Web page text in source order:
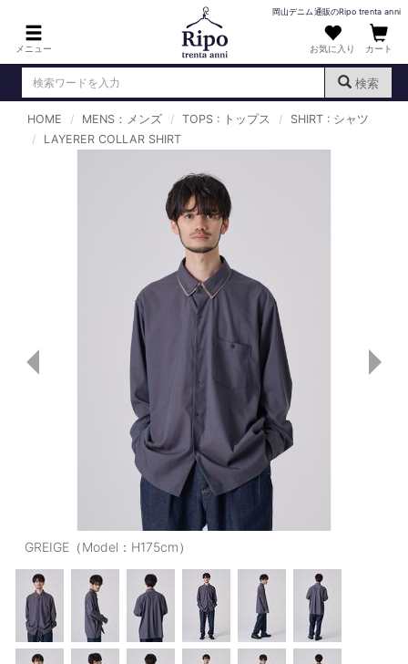
メニュー
岡山デニム通販のRipo trenta anni
お気に入り カート
検索
ログイン （新規会員登録）
TOPS : トップス
T-SHIRT : Tシャツ
KNIT : ニット
SHIRT : シャツ
OUTERS : アウター
LADIES : レディース
PANTS/SKIRT : パンツ・スカート
TOPS : トップス
OUTERS : アウター
OUTLET : アウトレット
HOME MENS：メンズ TOPS : トップス
SHIRT : シャツ
LAYERER COLLAR SHIRT
GREIGE（Model：H175cm）